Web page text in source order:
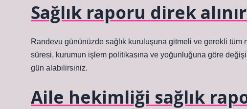
Sağlık raporu direk alınır
Randevu gününüzde sağlık kuruluşuna gitmeli ve gerekli tüm
süresi, kurumun işlem politikasına ve yoğunluğuna göre
gün alabilirsiniz.
Aile hekimliği sağlık